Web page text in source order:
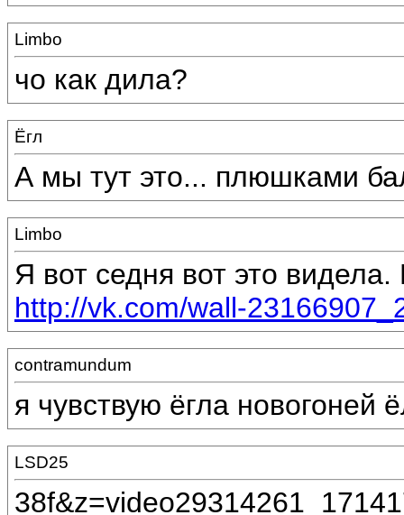
Limbo
чо как дила?
Ёгл
А мы тут это... плюшками
Limbo
Я вот седня вот это
http://vk.com/wall-
contramundum
я чувствую ёгла новогоней
LSD25